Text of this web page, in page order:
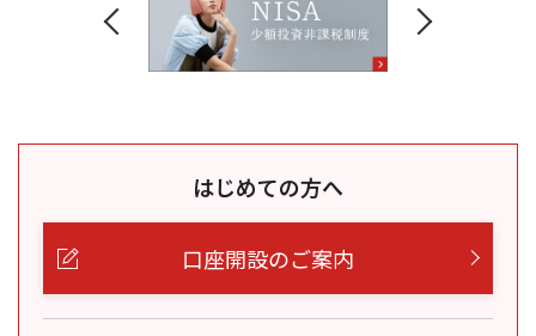
はじめての方へ
口座開設のご案内